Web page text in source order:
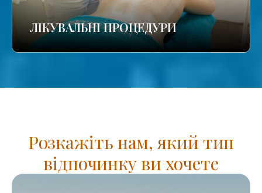
ЛІКУВАЛЬНІ ПРОЦЕДУРИ
Розкажіть нам, який тип
відпочинку ви хочете